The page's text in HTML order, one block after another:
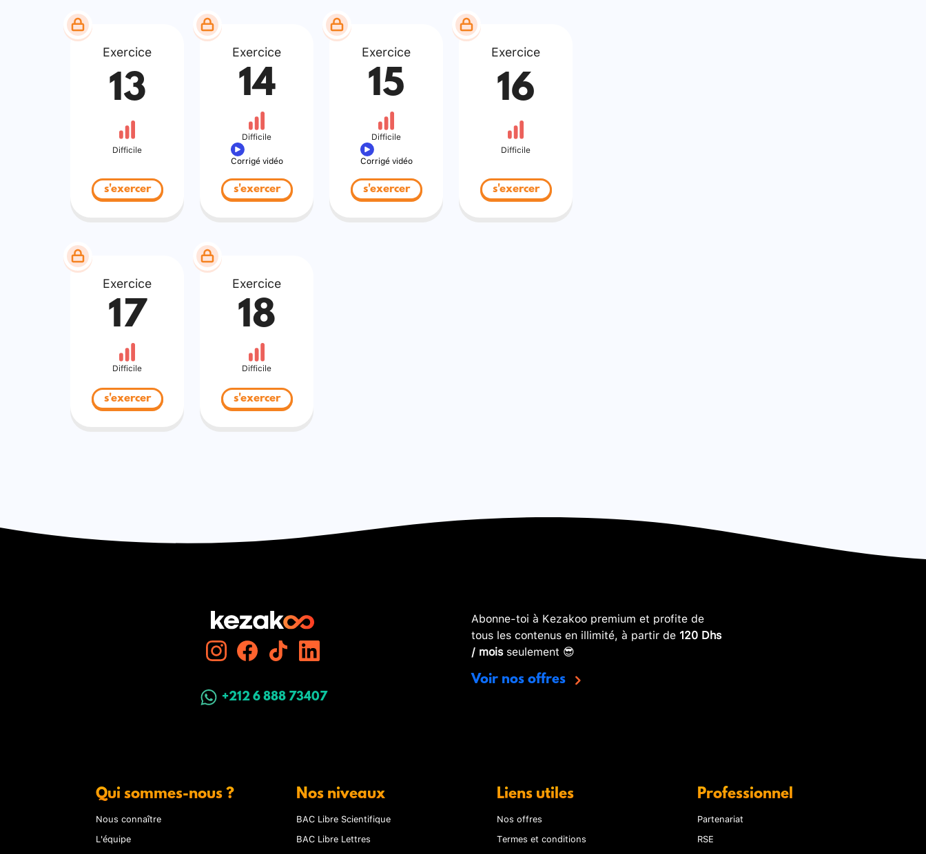
Exercice
13
Difficile
s'exercer
Exercice
14
Difficile
Corrigé vidéo
s'exercer
Exercice
15
Difficile
Corrigé vidéo
s'exercer
Exercice
16
Difficile
s'exercer
Exercice
17
Difficile
s'exercer
Exercice
18
Difficile
s'exercer
+212 6 888 73407
Abonne-toi à Kezakoo premium et profite de
tous les contenus en illimité, à partir de 120 Dhs
/ moisseulement 😎
Voir nos offres
Qui sommes-nous ?
Nous connaître
L'équipe
Nos niveaux
BAC Libre Scientifique
BAC Libre Lettres
Liens utiles
Nos offres
Termes et conditions
Professionnel
Partenariat
RSE